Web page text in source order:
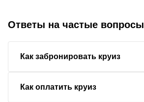
Ответы на частые вопросы
Как забронировать круиз
Как оплатить круиз